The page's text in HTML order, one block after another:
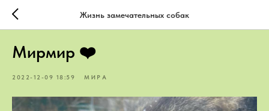
Жизнь замечательных собак
Мирмир ❤️
2022-12-09 18:59 МИРА